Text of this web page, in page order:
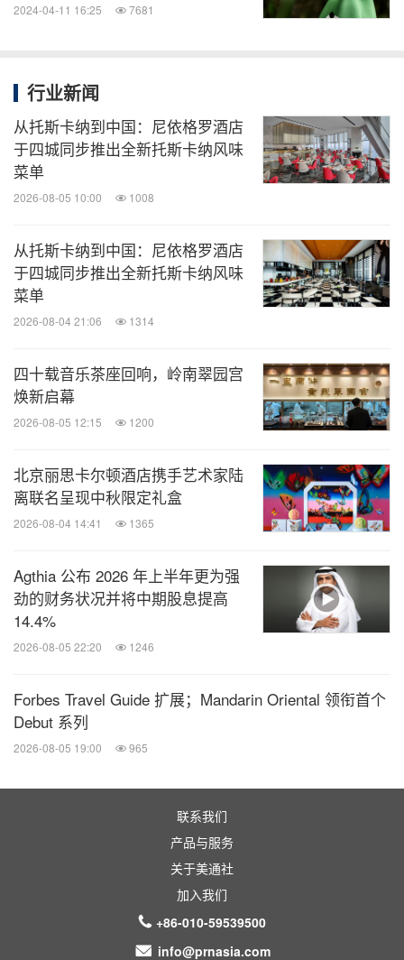
2024-04-11 16:25 7681
行业新闻
从托斯卡纳到中国：尼依格罗酒店
于四城同步推出全新托斯卡纳风味
菜单
2026-08-05 10:00 1008
从托斯卡纳到中国：尼依格罗酒店
于四城同步推出全新托斯卡纳风味
菜单
2026-08-04 21:06 1314
四十载音乐茶座回响，岭南翠园宫
焕新启幕
2026-08-05 12:15 1200
北京丽思卡尔顿酒店携手艺术家陆
离联名呈现中秋限定礼盒
2026-08-04 14:41 1365
Agthia 公布 2026 年上半年更为强
劲的财务状况并将中期股息提高
14.4%
2026-08-05 22:20 1246
Forbes Travel Guide 扩展；Mandarin Oriental 领衔首个
Debut 系列
2026-08-05 19:00 965
联系我们
产品与服务
关于美通社
加入我们
+86-010-59539500
info@prnasia.com